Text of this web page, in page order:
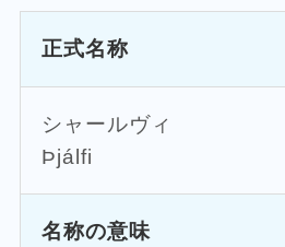
正式名称
シャールヴィ
Þjálfi
名称の意味